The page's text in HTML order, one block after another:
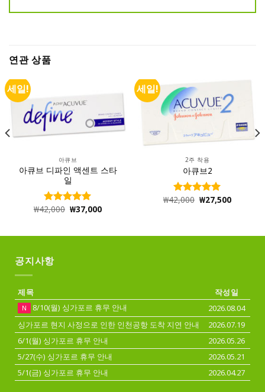
연관 상품
세일!
아큐브
아큐브 디파인 액센트 스타
일
5 중에서
₩42,000 ₩37,000
세일!
2주 착용
아큐브2
5 중에서
₩42,000 ₩27,500
공지사항
제목 작성일
N 8/10(월) 싱가포르 휴무 안내
2026.08.04
싱가포르 현지 사정으로 인한 인천공항 도착 지연 안내
2026.07.19
6/1(월) 싱가포르 휴무 안내
2026.05.26
5/27(수) 싱가포르 휴무 안내
2026.05.21
5/1(금) 싱가포르 휴무 안내
2026.04.27